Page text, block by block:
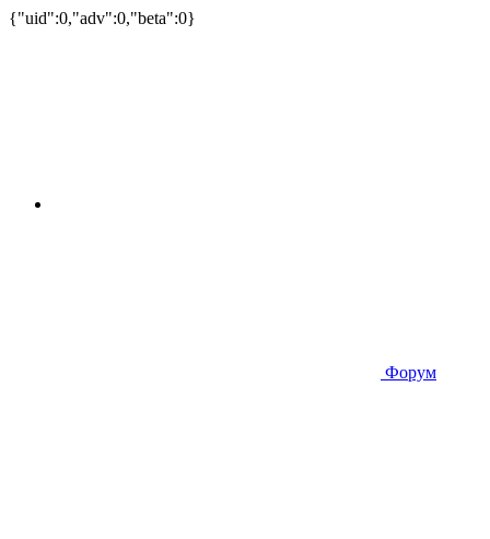
{"uid":0,"adv":0,"beta":0}
Форум